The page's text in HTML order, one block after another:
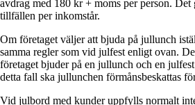
avdrag med 180 kr + moms per person.
tillfällen per inkomstår.
Om företaget väljer att bjuda på jullunch
samma regler som vid julfest enligt ovan.
företaget bjuder på en jullunch och en
detta fall ska jullunchen förmånsbeskattas
Vid julbord med kunder uppfylls normalt